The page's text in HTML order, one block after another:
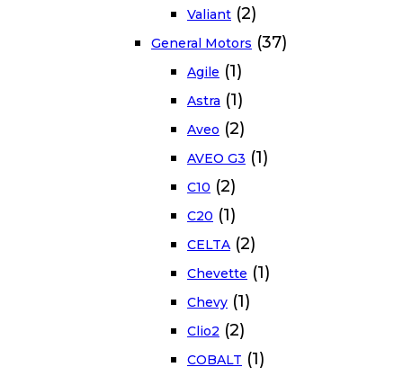
Valiant (2)
General Motors (37)
Agile (1)
Astra (1)
Aveo (2)
AVEO G3 (1)
C10 (2)
C20 (1)
CELTA (2)
Chevette (1)
Chevy (1)
Clio2 (2)
COBALT (1)